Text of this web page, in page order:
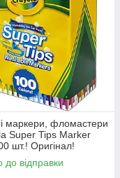
маркери, фломастери
Super Tips Marker
шт.! Оригінал!
до відправки